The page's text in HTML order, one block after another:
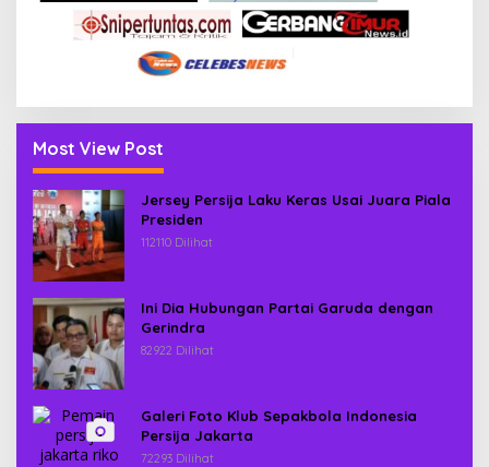
Most View Post
Jersey Persija Laku Keras Usai Juara Piala
Presiden
112110 Dilihat
Ini Dia Hubungan Partai Garuda dengan
Gerindra
82922 Dilihat
Galeri Foto Klub Sepakbola Indonesia
Persija Jakarta
72293 Dilihat